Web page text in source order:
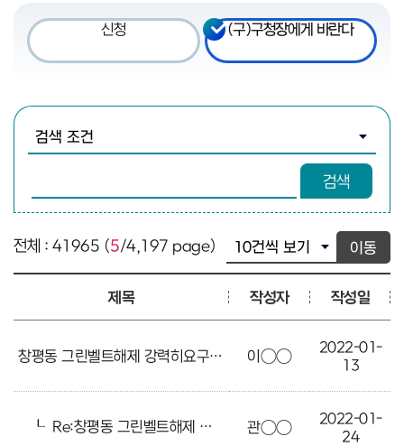
신청 (구)구청장에게 바란다
검색
이동
전체 : 41965 (5/4,197 page)
제목 작성자 작성일
창평동 그린벨트해제 강력히요구합니다 이○○
2022-01-
13
┖ Re:창평동 그린벨트해제 강력히요구합니다 관○○
2022-01-
24